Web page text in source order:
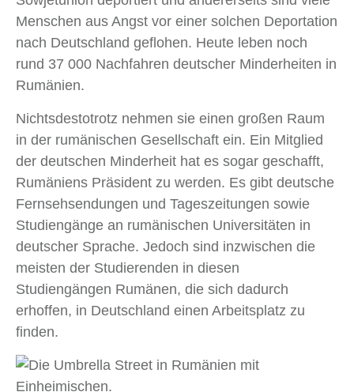
Menschen aus Angst vor einer solchen Deportation
nach Deutschland geflohen. Heute leben noch
rund 37 000 Nachfahren deutscher Minderheiten in
Rumänien.
Nichtsdestotrotz nehmen sie einen großen Raum
in der rumänischen Gesellschaft ein. Ein Mitglied
der deutschen Minderheit hat es sogar geschafft,
Rumäniens Präsident zu werden. Es gibt deutsche
Fernsehsendungen und Tageszeitungen sowie
Studiengänge an rumänischen Universitäten in
deutscher Sprache. Jedoch sind inzwischen die
meisten der Studierenden in diesen
Studiengängen Rumänen, die sich dadurch
erhoffen, in Deutschland einen Arbeitsplatz zu
finden.